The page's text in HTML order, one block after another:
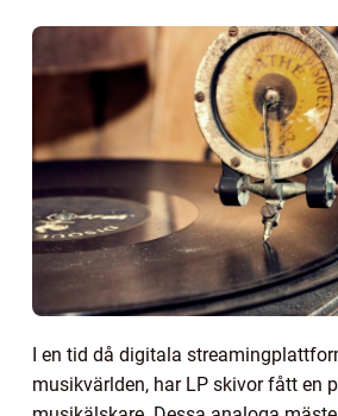
I en tid då digitala
musikvärlden, har LP skivor fått en